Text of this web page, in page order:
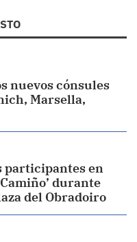
nuevos cónsules
Marsella,
participantes en
durante
del Obradoiro